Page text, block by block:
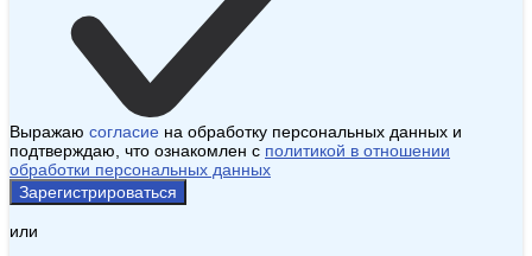
Выражаю согласие на обработку персональных данных и
подтверждаю, что ознакомлен с политикой в отношении
обработки персональных данных
Зарегистрироваться
или